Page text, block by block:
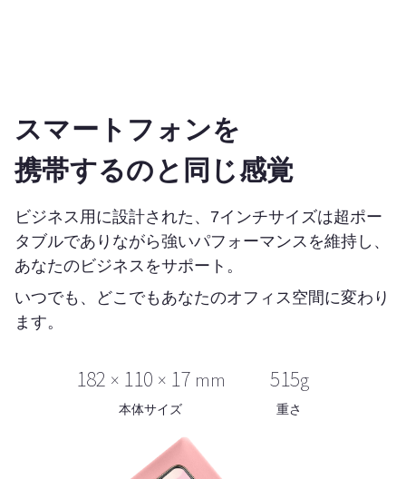
スマートフォンを
携帯するのと同じ感覚
ビジネス用に設計された、7インチサイズは超ポー
タブルでありながら強いパフォーマンスを維持し、
あなたのビジネスをサポート。
いつでも、どこでもあなたのオフィス空間に変わり
ます。
182 ×110 ×17 mm
本体サイズ
515g
重さ